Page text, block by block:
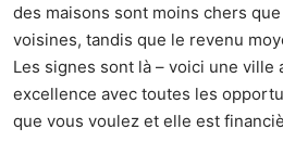
des maisons sont moins chers
voisines, tandis que le revenu
Les signes sont là – voici une ville
excellence avec toutes les
que vous voulez et elle est